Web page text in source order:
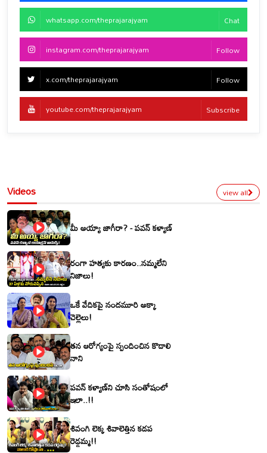
whatsapp.com/theprajarajyam Chat
instagram.com/theprajarajyam Follow
x.com/theprajarajyam Follow
youtube.com/theprajarajyam Subscribe
Videos view all
మీ అయ్యా జాగీరా? - పవన్ కళ్యాణ్
రంగా హత్యకు కారణం..నమ్మలేని
నిజాలు!
ఒకే వేదికపై నందమూరి అక్కా
చెల్లెలు!
తన ఆరోగ్యంపై స్పందించిన కొడాలి
నాని
పవన్ కళ్యాణ్‌ని చూసి సంతోషంలో
ఇలా..!!
శివంగి లెక్క శివాలెత్తిన కడప
రెడ్డమ్మ!!